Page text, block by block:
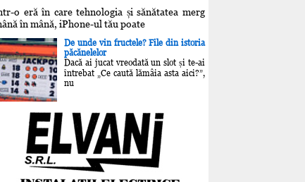
o eră în care tehnologia și sănătatea merg
în mână, iPhone-ul tău poate
De unde vin fructele? File din istoria
păcănelelor
Dacă ai jucat vreodată un slot și te-ai
întrebat „Ce caută lămâia asta aici?”,
nu